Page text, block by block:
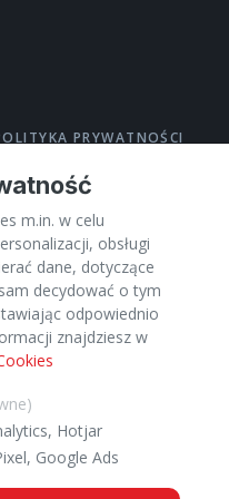
m.in. w celu
obsługi
dane, dotyczące
decydować o tym
odpowiednio
znajdziesz w
Hotjar
Google Ads
PRYWATNOŚCI
prywatności
cookies
PL
Palety
Ładunki ciężarowe
Paczki